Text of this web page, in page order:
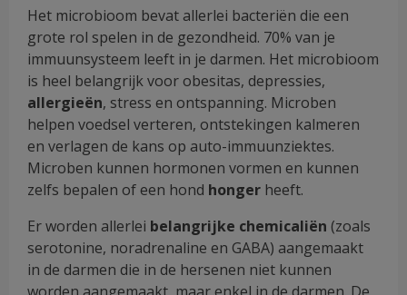
Het microbioom bevat allerlei bacteriën die een
grote rol spelen in de gezondheid. 70% van je
immuunsysteem leeft in je darmen. Het microbioom
is heel belangrijk voor obesitas, depressies,
allergieën, stress en ontspanning. Microben
helpen voedsel verteren, ontstekingen kalmeren
en verlagen de kans op auto-immuunziektes.
Microben kunnen hormonen vormen en kunnen
zelfs bepalen of een hond honger heeft.
Er worden allerlei belangrijke chemicaliën (zoals
serotonine, noradrenaline en GABA) aangemaakt
in de darmen die in de hersenen niet kunnen